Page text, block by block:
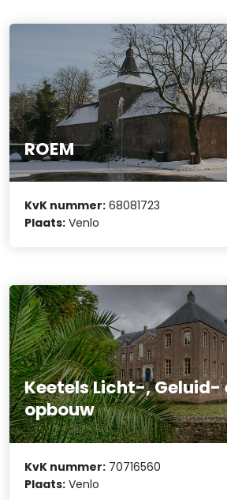
ROEM
KvK nummer: 68081723
Plaats: Venlo
Keetels Licht-, Geluid-
opbouw
KvK nummer: 70716560
Plaats: Venlo